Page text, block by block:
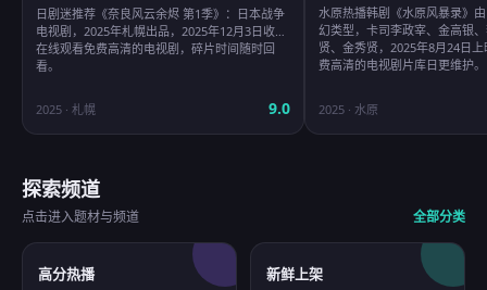
日剧迷推荐《奈良风云余烬 第1季》：日本战争
电视剧，2025年札幌出品，2025年12月3日收录
在线观看免费高清的电视剧，碎片时间随时回
看。
2025 · 札幌 9.0
水原热播韩剧《水原风暴录》
幻类型，卡司李政宰、金高银
贤、金秀贤，2025年8月24日
费高清的电视剧片库日更维护。
2025 · 水原
探索频道
点击进入题材与频道 全部分类
高分热播 新鲜上架